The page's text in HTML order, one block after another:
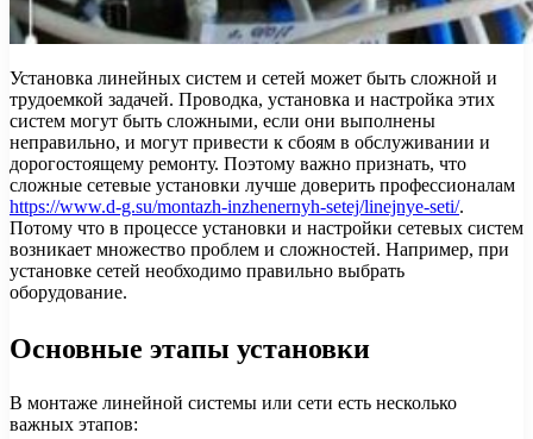
Установка линейных систем и сетей может быть сложной и
трудоемкой задачей. Проводка, установка и настройка этих
систем могут быть сложными, если они выполнены
неправильно, и могут привести к сбоям в обслуживании и
дорогостоящему ремонту. Поэтому важно признать, что
сложные сетевые установки лучше доверить профессионалам
https://www.d-g.su/montazh-inzhenernyh-setej/linejnye-seti/.
Потому что в процессе установки и настройки сетевых систем
возникает множество проблем и сложностей. Например, при
установке сетей необходимо правильно выбрать
оборудование.
Основные этапы установки
В монтаже линейной системы или сети есть несколько
важных этапов: